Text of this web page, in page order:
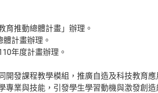
育推動總體計畫」辦理。
計畫辦理。
年度計畫辦理。
開發課程教學模組，推廣自造及科技教育應
專業與技能，引發學生學習動機與激發創